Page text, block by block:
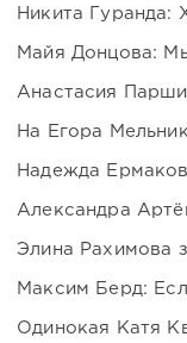
Никита Гуранда:
Майя Донцова:
Анастасия
На Егора
Надежда
Александра
Элина Рахимова
Максим Берд:
Одинокая Катя